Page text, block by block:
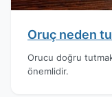
Oruç neden
Orucu doğru
önemlidir.